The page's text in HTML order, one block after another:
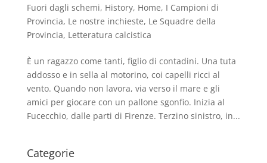
Fuori dagli schemi, History, Home, I Campioni di
Provincia, Le nostre inchieste, Le Squadre della
Provincia, Letteratura calcistica
È un ragazzo come tanti, figlio di contadini. Una tuta
addosso e in sella al motorino, coi capelli ricci al
vento. Quando non lavora, via verso il mare e gli
amici per giocare con un pallone sgonfio. Inizia al
Fucecchio, dalle parti di Firenze. Terzino sinistro, in...
Categorie